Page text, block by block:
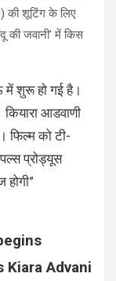
की शूटिंग के लिए
की जवानी’ में किस
में शुरू हो गई है।
कियारा आडवाणी
फिल्म को टी-
प्रोड्यूस
Kiara Advani